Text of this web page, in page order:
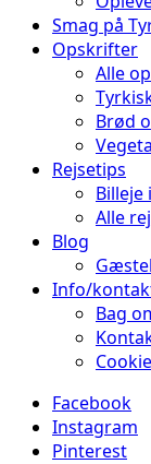
Smag på
Opskrifter
Alle
Brød
Rejsetips
Billeje
Alle
Blog
Info/
Bag
Facebook
Instagram
Pinterest